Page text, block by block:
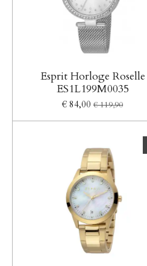
Esprit Horloge Roselle
ES1L199M0035
€ 84,00 € 119,90